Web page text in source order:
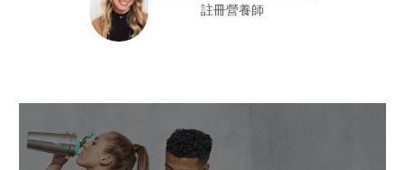
註冊營養師